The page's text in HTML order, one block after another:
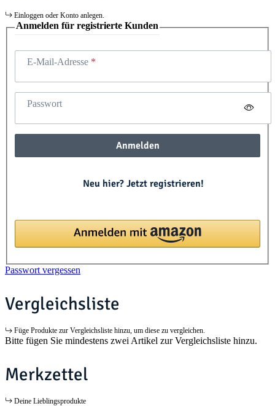
Einloggen oder Konto anlegen.
Anmelden für registrierte Kunden
E-Mail-Adresse
Passwort
Anmelden
Neu hier? Jetzt registrieren!
Passwort vergessen
Vergleichsliste
Füge Produkte zur Vergleichsliste hinzu, um diese zu vergleichen.
Bitte fügen Sie mindestens zwei Artikel zur Vergleichsliste hinzu.
Merkzettel
Deine Lieblingsprodukte